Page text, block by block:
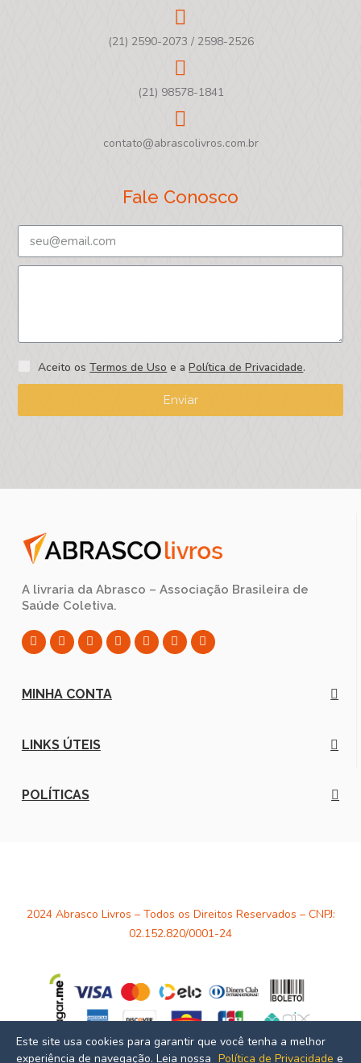
(21) 2590-2073 / 2598-2526
(21) 98578-1841
contato@abrascolivros.com.br
Fale Conosco
Aceito osTermos de Uso e aPolítica de Privacidade.
Enviar
A livraria da Abrasco – Associação Brasileira de
Saúde Coletiva.
MINHA CONTA
LINKS ÚTEIS
POLÍTICAS
2024 Abrasco Livros – Todos os Direitos Reservados – CNPJ:
02.152.820/0001-24
Este site usa cookies para garantir que você tenha a melhor
experiência de navegação. Leia nossa Política de Privacidade e